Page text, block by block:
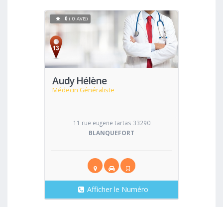
Audy Hélène
Médecin Généraliste
Voir
0 ( 0 AVIS)
11 rue eugene tartas 33290
BLANQUEFORT
Afficher le Numéro